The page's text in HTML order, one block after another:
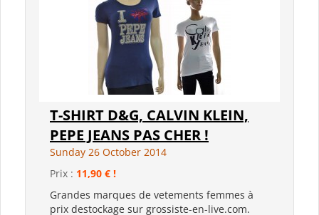
T-SHIRT D&G, CALVIN KLEIN,
PEPE JEANS PAS CHER !
Sunday 26 October 2014
Prix : 11,90 € !
Grandes marques de vetements femmes à
prix destockage sur grossiste-en-live.com.